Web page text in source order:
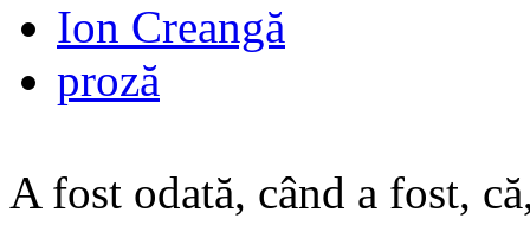
Ion Creangă
proză
A fost odată, când a fost,